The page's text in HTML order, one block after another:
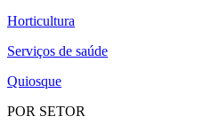
Horticultura
Serviços de saúde
Quiosque
POR SETOR